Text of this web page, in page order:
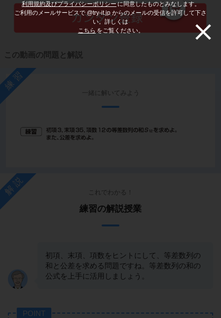
利用規約及びプライバシーポリシーに同意したものとみなします。
ご利用のメールサービスで @try-it.jp からのメールの受信を許可して下さ
い。詳しくは
こちら をご覧ください。
この動画の問題と解説
練習
一緒に解いてみよう
解説 これでわかる！
練習の解説授業
初項、末項、項数をヒントにして、等差数列の
和と公差を求める問題ですね。等差数列の和の
公式を上手に活用しましょう。
POINT